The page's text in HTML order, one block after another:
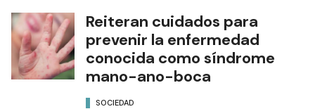
Reiteran cuidados para
prevenir la enfermedad
conocida como síndrome
mano-ano-boca
SOCIEDAD